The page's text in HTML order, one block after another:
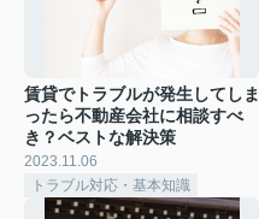
賃貸でトラブルが発生してしま
ったら不動産会社に相談すべ
き？ベストな解決策
2023.11.06
トラブル対応・基本知識